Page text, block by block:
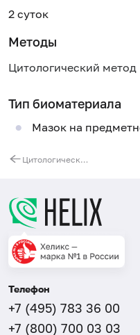
2 суток
Методы
Цитологический метод
Тип биоматериала
Мазок на
Цитологическое исследование мочи
Телефон
+7 (495) 783 36 00
+7 (800) 700 03 03